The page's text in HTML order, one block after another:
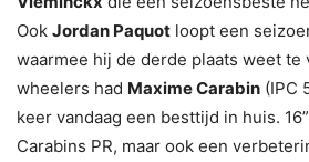
Ook Jordan Paquot loopt een
waarmee hij de derde plaats weet te
wheelers had Maxime Carabin (IPC
keer vandaag een besttijd in huis.
Carabins PR, maar ook een